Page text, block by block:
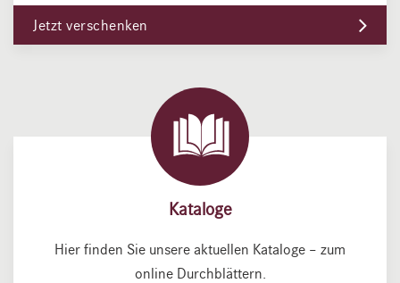
Jetzt verschenken
Kataloge
Hier finden Sie unsere aktuellen Kataloge – zum
online Durchblättern.